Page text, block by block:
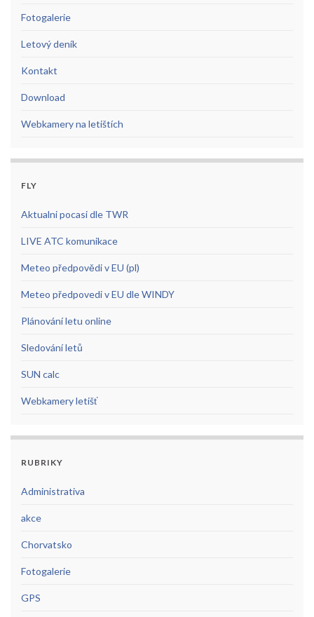
Fotogalerie
Letový deník
Kontakt
Download
Webkamery na letištích
FLY
Aktualni pocasi dle TWR
LIVE ATC komunikace
Meteo předpovědi v EU (pl)
Meteo předpovedi v EU dle WINDY
Plánování letu online
Sledování letů
SUN calc
Webkamery letišť
RUBRIKY
Administrativa
akce
Chorvatsko
Fotogalerie
GPS